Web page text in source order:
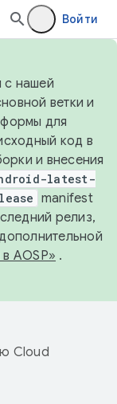
Войти
с нашей
ветки и
для
код в
и внесения
latest-
manifest
релиз,
AOSP» .
Cloud